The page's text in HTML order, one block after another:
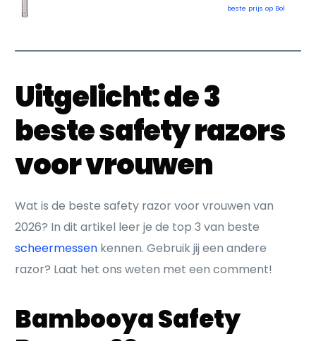
beste prijs op Bol
Uitgelicht: de 3
beste safety razors
voor vrouwen
Wat is de beste safety razor voor vrouwen van
2026? In dit artikel leer je de top 3 van beste
scheermessen kennen. Gebruik jij een andere
razor? Laat het ons weten met een comment!
Bambooya Safety